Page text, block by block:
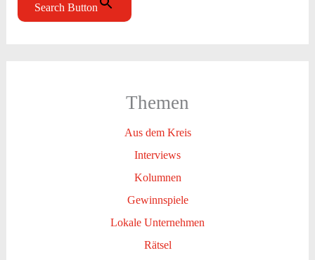
Search Button
Themen
Aus dem Kreis
Interviews
Kolumnen
Gewinnspiele
Lokale Unternehmen
Rätsel